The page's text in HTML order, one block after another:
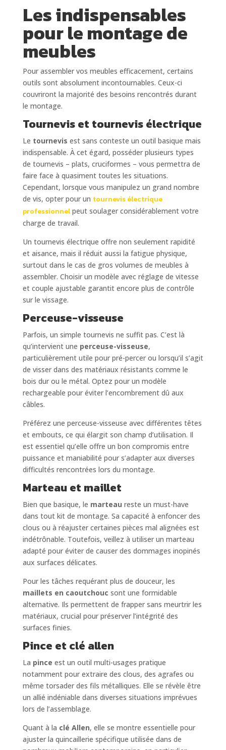
Les indispensables
pour le montage de
meubles
Pour assembler vos meubles efficacement, certains
outils sont absolument incontournables. Ceux-ci
couvriront la majorité des besoins rencontrés durant
le montage.
Tournevis et tournevis électrique
Le tournevis est sans conteste un outil basique mais
indispensable. À cet égard, posséder plusieurs types
de tournevis – plats, cruciformes – vous permettra de
faire face à quasiment toutes les situations.
Cependant, lorsque vous manipulez un grand nombre
de vis, opter pour un tournevis électrique
professionnelpeut soulager considérablement votre
charge de travail.
Un tournevis électrique offre non seulement rapidité
et aisance, mais il réduit aussi la fatigue physique,
surtout dans le cas de gros volumes de meubles à
assembler. Choisir un modèle avec réglage de vitesse
et couple ajustable garantit encore plus de contrôle
sur le vissage.
Perceuse-visseuse
Parfois, un simple tournevis ne suffit pas. C’est là
qu’intervient une perceuse-visseuse,
particulièrement utile pour pré-percer ou lorsqu’il s’agit
de visser dans des matériaux résistants comme le
bois dur ou le métal. Optez pour un modèle
rechargeable pour éviter l’encombrement dû aux
câbles.
Préférez une perceuse-visseuse avec différentes têtes
et embouts, ce qui élargit son champ d’utilisation. Il
est essentiel qu’elle offre un bon compromis entre
puissance et maniabilité pour s’adapter aux diverses
difficultés rencontrées lors du montage.
Marteau et maillet
Bien que basique, le marteau reste un must-have
dans tout kit de montage. Sa capacité à enfoncer des
clous ou à réajuster certaines pièces mal alignées est
indétrônable. Toutefois, veillez à utiliser un marteau
adapté pour éviter de causer des dommages inopinés
aux surfaces délicates.
Pour les tâches requérant plus de douceur, les
maillets en caoutchouc sont une formidable
alternative. Ils permettent de frapper sans meurtrir les
matériaux, crucial pour préserver l’intégrité des
surfaces finies.
Pince et clé allen
La pince est un outil multi-usages pratique
notamment pour extraire des clous, des agrafes ou
même torsader des fils métalliques. Elle se révèle être
un allié indéniable dans diverses situations imprévues
lors de l’assemblage.
Quant à la clé Allen, elle se montre essentielle pour
ajuster la quincaillerie spécifique utilisée dans de